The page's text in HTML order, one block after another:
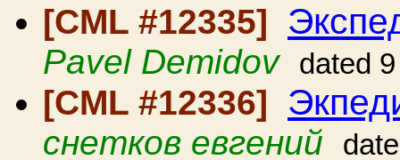
[CML #12335]
Pavel Demidov dated
[CML #12336]
снетков евгений